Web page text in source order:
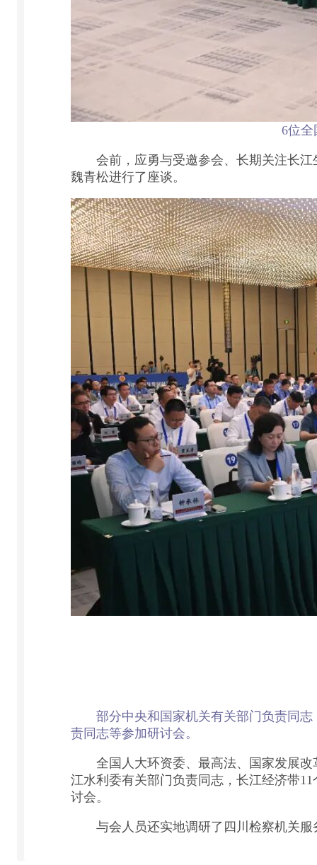
6位全
会前，应勇与受邀参会、长期关注长江
魏青松进行了座谈。
部分中央和国家机关有关部门负责同
责同志等参加研讨会。
全国人大环资委、最高法、国家发展改
江水利委有关部门负责同志，长江经济带
讨会。
与会人员还实地调研了四川检察机关服